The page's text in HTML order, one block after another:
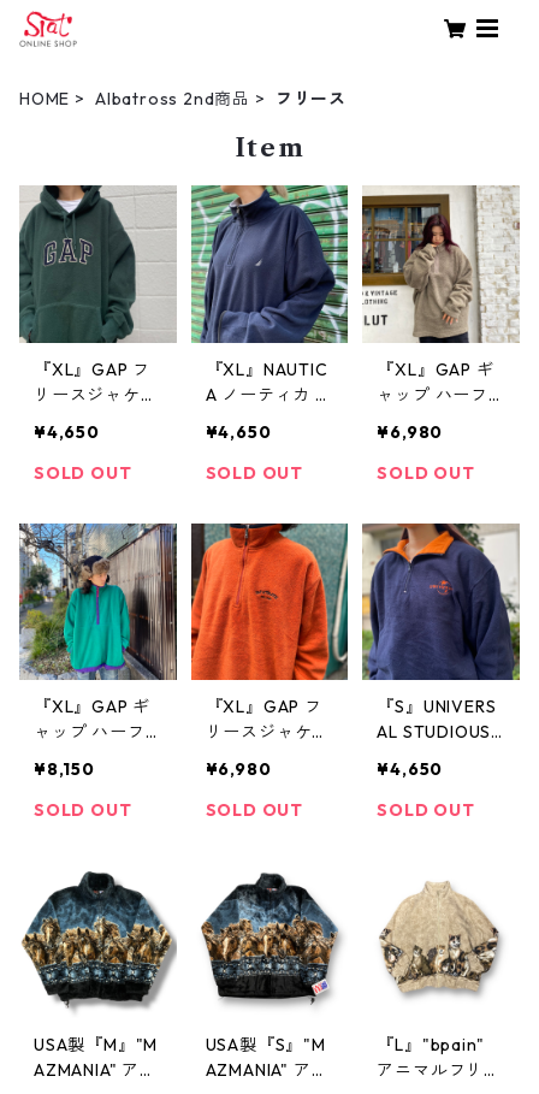
HOME Albatross 2nd商品 フリース
Item
『XL』GAP フ
リースジャケッ
緑 古着 古着屋
高円寺 ビンテ
¥4,650
SOLD OUT
『XL』NAUTIC
A ノーティカ フ
ット ハーフジ
ップ 紺 古着 古
ンテージ
¥4,650
SOLD OUT
『XL』GAP ギ
ャップ ハーフ
ース フリース
ジャケット ハ
ア ベージュ 古
着 古着屋 高円
寺 ビンテージ
¥6,980
SOLD OUT
『XL』GAP ギ
ャップ ハーフ
ジャケット フ
リースジャケッ
着屋 高円寺 ビ
ンテージ
¥8,150
SOLD OUT
『XL』GAP フ
リースジャケッ
プ オレンジ 古
着 古着屋 高円
¥6,980
SOLD OUT
『S』UNIVERS
AL STUDIOUS
タジオ ハーフ
ジップフリース
ト ハーフジッ
プ ネイビー オ
レンジ 古着 古
着屋 高円寺 ビ
ンテージ
¥4,650
SOLD OUT
USA製『M』"M
AZMANIA" アニ
USA製『S』"M
AZMANIA" アニ
『L』"bpain"
アニマルフリー